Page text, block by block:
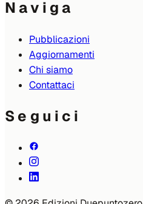
Naviga
Pubblicazioni
Aggiornamenti
Chi siamo
Contattaci
Seguici